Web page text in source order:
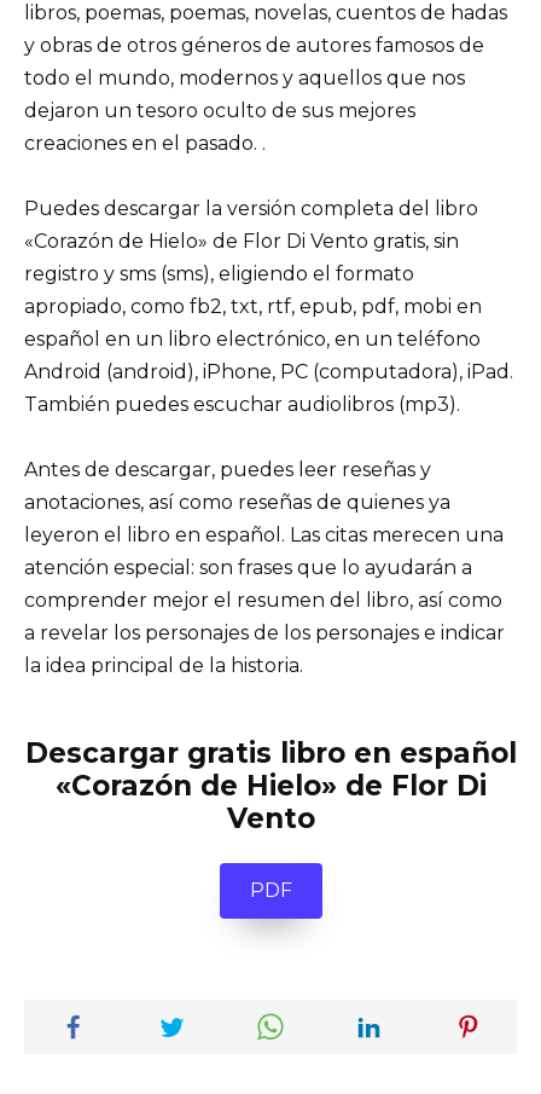
libros, poemas, poemas, novelas, cuentos de hadas
y obras de otros géneros de autores famosos de
todo el mundo, modernos y aquellos que nos
dejaron un tesoro oculto de sus mejores
creaciones en el pasado. .
Puedes descargar la versión completa del libro
«Corazón de Hielo» de Flor Di Vento gratis, sin
registro y sms (sms), eligiendo el formato
apropiado, como fb2, txt, rtf, epub, pdf, mobi en
español en un libro electrónico, en un teléfono
Android (android), iPhone, PC (computadora), iPad.
También puedes escuchar audiolibros (mp3).
Antes de descargar, puedes leer reseñas y
anotaciones, así como reseñas de quienes ya
leyeron el libro en español. Las citas merecen una
atención especial: son frases que lo ayudarán a
comprender mejor el resumen del libro, así como
a revelar los personajes de los personajes e indicar
la idea principal de la historia.
Descargar gratis libro en español
«Corazón de Hielo» de Flor Di
Vento
PDF